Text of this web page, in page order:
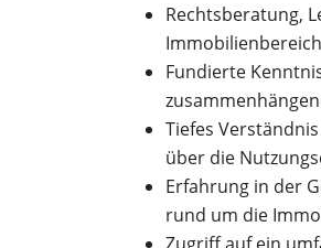
Rechtsberatung,
Immobilienbereich
Fundierte
Tiefes
über die
Erfahrung in der
rund um die